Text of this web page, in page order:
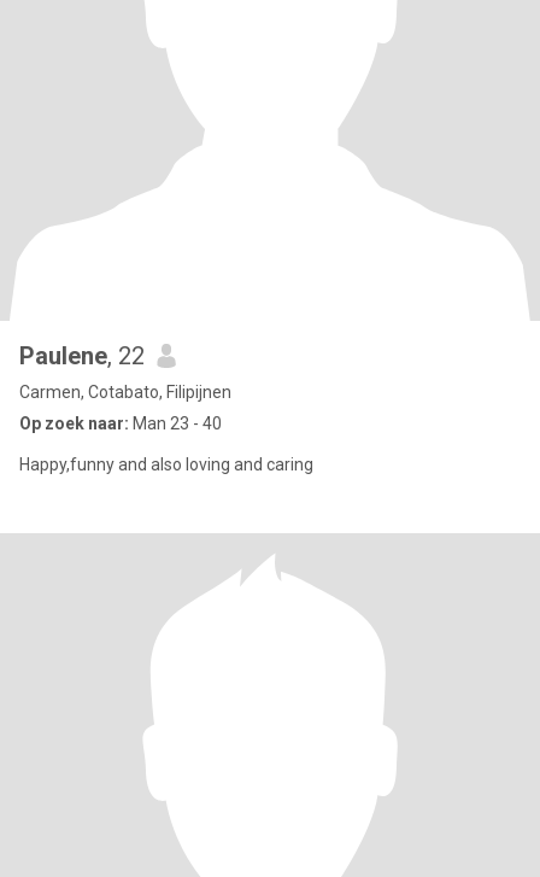
Paulene, 22
Carmen, Cotabato, Filipijnen
Op zoek naar: Man 23 - 40
Happy,funny and also loving and caring